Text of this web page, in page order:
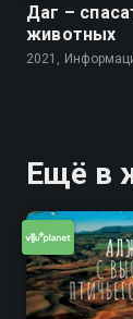
Даг –
животных
2021,
Ещё в